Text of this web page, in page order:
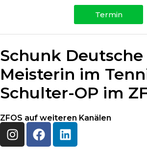
Termin
Schunk Deutsche
Meisterin im
Schulter-OP im
ZFOS auf weiteren Kanälen